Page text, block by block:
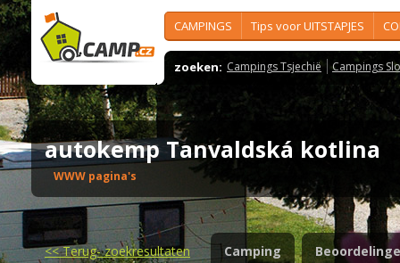
CAMPINGS Tips voor UITSTAPJES
zoeken: Campings Tsjechië Campings
autokemp Tanvaldská kotlina
WWW pagina's
<<Terug- zoekresultaten Camping